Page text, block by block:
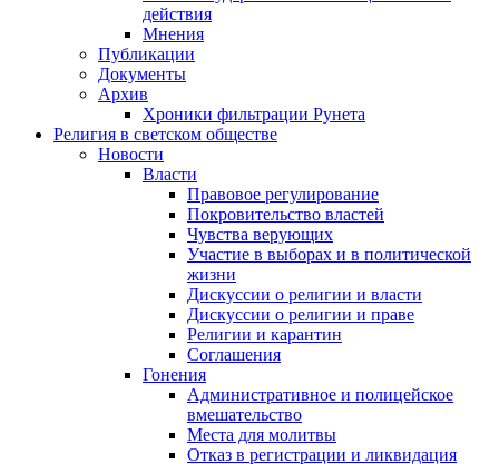
действия
Мнения
Публикации
Документы
Архив
Хроники фильтрации Рунета
Религия в светском обществе
Новости
Власти
Правовое регулирование
Покровительство властей
Чувства верующих
Участие в выборах и в политической
жизни
Дискуссии о религии и власти
Дискуссии о религии и праве
Религии и карантин
Соглашения
Гонения
Административное и полицейское
вмешательство
Места для молитвы
Отказ в регистрации и ликвидация